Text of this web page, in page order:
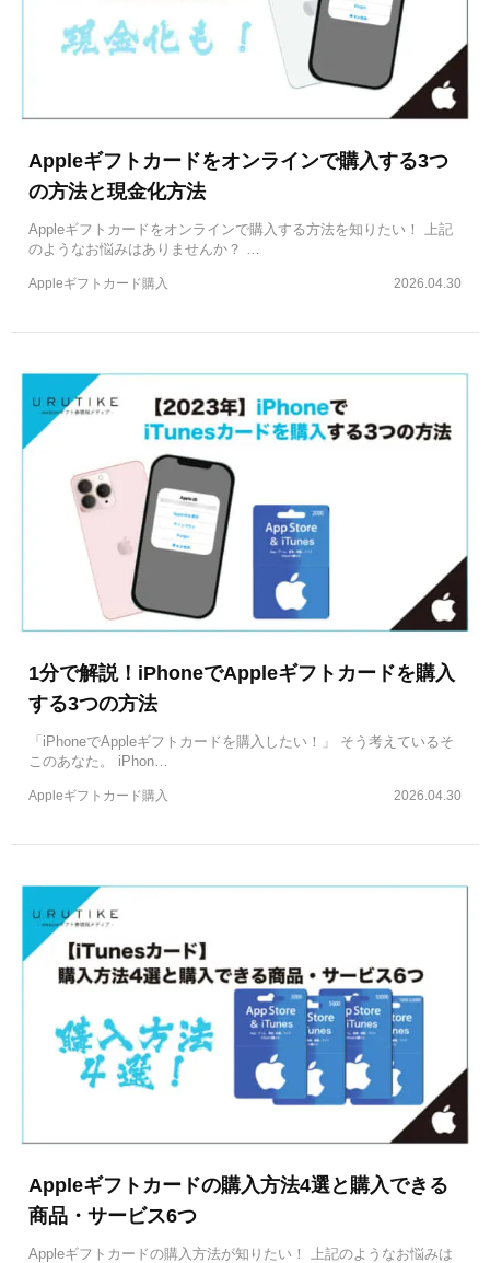
Appleギフトカードをオンラインで購入する3つ
の方法と現金化方法
Appleギフトカードをオンラインで購入する方法を知りたい！ 上記
のようなお悩みはありませんか？ …
2026.04.30
Appleギフトカード購入
1分で解説！iPhoneでAppleギフトカードを購入
する3つの方法
「iPhoneでAppleギフトカードを購入したい！」 そう考えているそ
このあなた。 iPhon…
2026.04.30
Appleギフトカード購入
Appleギフトカードの購入方法4選と購入できる
商品・サービス6つ
Appleギフトカードの購入方法が知りたい！ 上記のようなお悩みは